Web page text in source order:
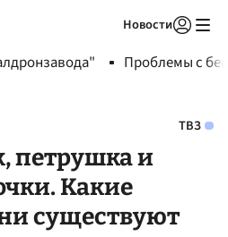
Новости
Проблемы с
ТВЗ
петрушка и
Какие
существуют